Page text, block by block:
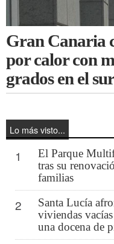
Gran Canaria
por calor con
grados en el
Lo más visto...
1
El Parque
tras su
familias
2
Santa Lucía
viviendas
una docena de